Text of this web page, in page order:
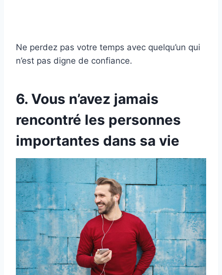
Ne perdez pas votre temps avec quelqu’un qui
n’est pas digne de confiance.
6. Vous n’avez jamais
rencontré les personnes
importantes dans sa vie